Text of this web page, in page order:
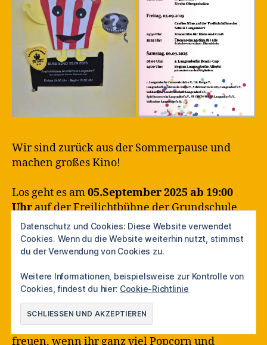
Wir sind zurück aus der Sommerpause und
machen großes Kino!
Los geht es am05.September 2025 ab 19:00
Uhrauf der Freilichtbühne der Grundschule
Langendorf.
Es geht19:30 Uhrmit einem wunderschönen
Kinderfilmlos, danach kommt dann ein
Familie (es ist zwischendurch aber auch Zeit,
um die Kinder nach Hause zu bringen).
Der Eintritt istFREI, wir würden uns aber
freuen, wenn ihr ganz viel Popcorn und
Datenschutz und Cookies: Diese Website verwendet
Cookies. Wenn du die Website weiterhin nutzt, stimmst
du der Verwendung von Cookies zu.
Weitere Informationen, beispielsweise zur Kontrolle von
Cookies, findest du hier: Cookie-Richtlinie